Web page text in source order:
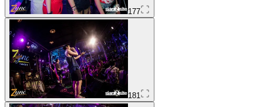
177
181